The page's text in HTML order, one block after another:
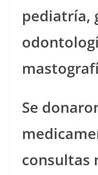
pediatría,
Se
consultas